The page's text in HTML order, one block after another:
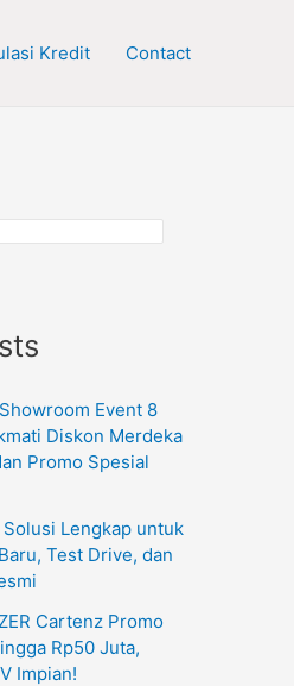
Kredit Contact
Event 8
Diskon Merdeka
Promo Spesial
Lengkap untuk
Test Drive, dan
Cartenz Promo
Rp50 Juta,
Impian!